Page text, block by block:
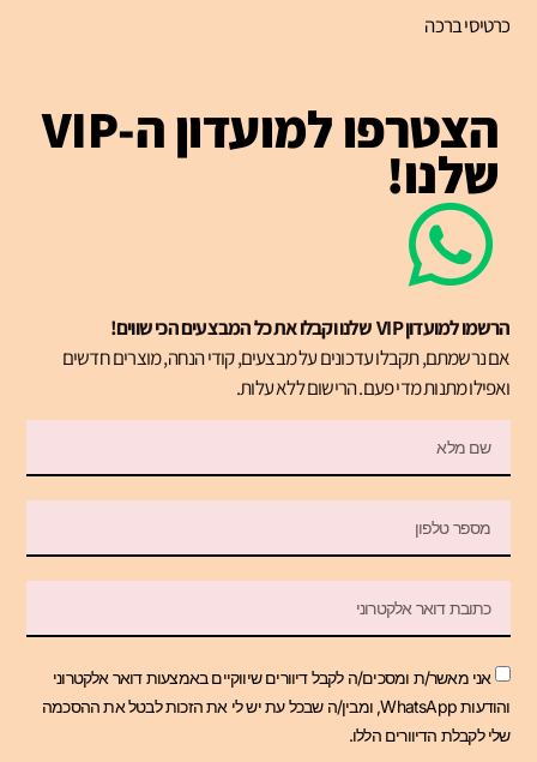
כרטיסי ברכה
הצטרפו למועדון ה-VIP
שלנו!
הרשמו למועדון VIP שלנו וקבלו את כל המבצעים הכי שווים!
אם נרשמתם, תקבלו עדכונים על מבצעים, קודי הנחה, מוצרים חדשים
ואפילו מתנות מדי פעם. הרישום ללא עלות.
אני מאשר/ת ומסכים/ה לקבל דיוורים שיווקיים באמצעות דואר אלקטרוני
והודעות WhatsApp, ומבין/ה שבכל עת יש לי את הזכות לבטל את ההסכמה
שלי לקבלת הדיוורים הללו.